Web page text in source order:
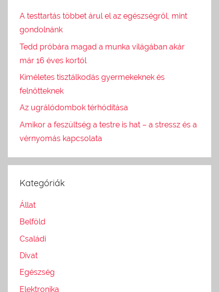
A testtartás többet árul el az egészségről, mint
gondolnánk
Tedd próbára magad a munka világában akár
már 16 éves kortól
Kíméletes tisztálkodás gyermekeknek és
felnőtteknek
Az ugrálódombok térhódítása
Amikor a feszültség a testre is hat – a stressz és a
vérnyomás kapcsolata
Kategóriák
Állat
Belföld
Családi
Divat
Egészség
Elektronika